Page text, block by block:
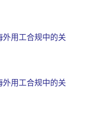
用工合规中的关
用工合规中的关